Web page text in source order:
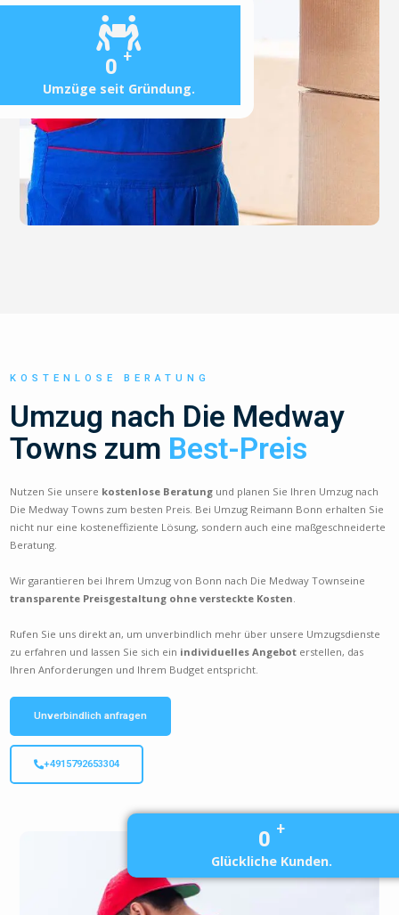
0 +
Umzüge seit Gründung.
KOSTENLOSE BERATUNG
Umzug nach Die Medway
Towns zum Best-Preis
Nutzen Sie unsere kostenlose Beratung und planen Sie Ihren Umzug nach
Die Medway Towns zum besten Preis. Bei Umzug Reimann Bonn erhalten Sie
nicht nur eine kosteneffiziente Lösung, sondern auch eine maßgeschneiderte
Beratung.
Wir garantieren bei Ihrem Umzug von Bonn nach Die Medway Townseine
transparente Preisgestaltung ohne versteckte Kosten
Rufen Sie uns direkt an, um unverbindlich mehr über unsere Umzugsdienste
zu erfahren und lassen Sie sich ein individuelles Angebot erstellen, das
Ihren Anforderungen und Ihrem Budget entspricht.
Unverbindlich anfragen
+4915792653304
0 +
Glückliche Kunden.